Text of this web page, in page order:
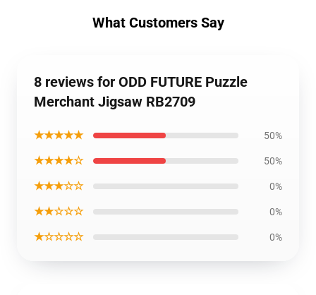
What Customers Say
8 reviews for ODD FUTURE Puzzle
Merchant Jigsaw RB2709
★★★★★ 50%
★★★★☆ 50%
★★★☆☆ 0%
★★☆☆☆ 0%
★☆☆☆☆ 0%